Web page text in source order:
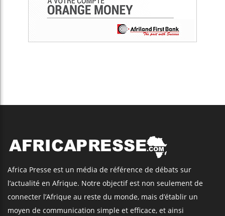
Africa Presse est un média de référence de débats sur
l’actualité en Afrique. Notre objectif est non seulement de
connecter l’Afrique au reste du monde, mais d’établir un
moyen de communication simple et efficace, et ainsi